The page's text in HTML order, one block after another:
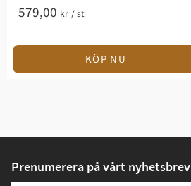
579,00 kr /st
Prenumerera på vårt nyhetsbrev